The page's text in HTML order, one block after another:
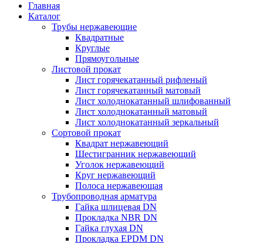
Главная
Каталог
Трубы нержавеющие
Квадратные
Круглые
Прямоугольные
Листовой прокат
Лист горячекатанный рифленый
Лист горячекатанный матовый
Лист холоднокатанный шлифованный
Лист холоднокатанный матовый
Лист холоднокатанный зеркальный
Сортовой прокат
Квадрат нержавеющий
Шестигранник нержавеющий
Уголок нержавеющий
Круг нержавеющий
Полоса нержавеющая
Трубопроводная арматура
Гайка шлицевая DN
Прокладка NBR DN
Гайка глухая DN
Прокладка EPDM DN